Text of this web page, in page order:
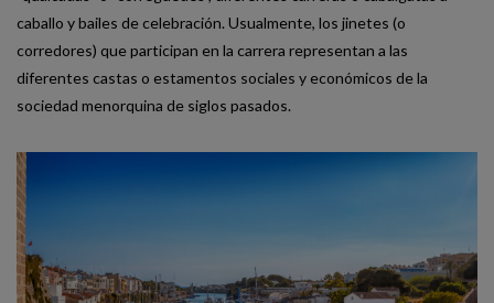
caballo y bailes de celebración. Usualmente, los jinetes (o
corredores) que participan en la carrera representan a las
diferentes castas o estamentos sociales y económicos de la
sociedad menorquina de siglos pasados.